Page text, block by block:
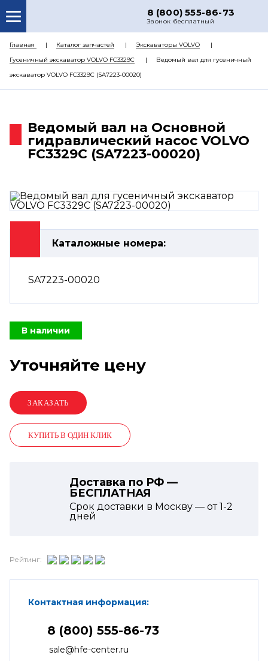
8 (800) 555-86-73
Звонок бесплатный
О НАС
КАТАЛОГ ЗАПЧАСТЕЙ
РЕМОНТ
ЦЕНЫ
КОНТАКТЫ
Главная Каталог запчастей
Экскаваторы VOLVO
Гусеничный экскаватор VOLVO FC3329C
Ведомый вал для гусеничный
экскаватор VOLVO FC3329C (SA7223-00020)
Ведомый вал на Основной
гидравлический насос VOLVO
FC3329C (SA7223-00020)
Каталожные номера:
SA7223-00020
В наличии
Уточняйте цену
КУПИТЬ В ОДИН КЛИК
Доставка по РФ —
БЕСПЛАТНАЯ
Срок доставки в Москву — от1-2
дней
Рейтинг:
Контактная информация:
8 (800) 555-86-73
sale@hfe-center.ru